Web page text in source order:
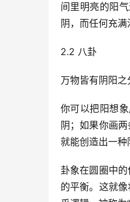
间里明亮的阳
阴，而任何充
2.2 八卦
万物皆有阴阳
你可以把阳想
阴；如果你画
就能创造出一种
卦象在圆圈中
的平衡。这就